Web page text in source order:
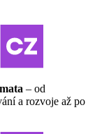
– od
a rozvoje až po